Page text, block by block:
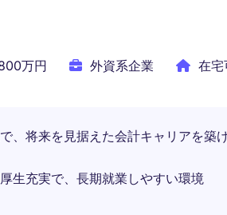
万円 外資系企業 在宅
、将来を見据えた会計キャリアを築
生充実で、長期就業しやすい環境